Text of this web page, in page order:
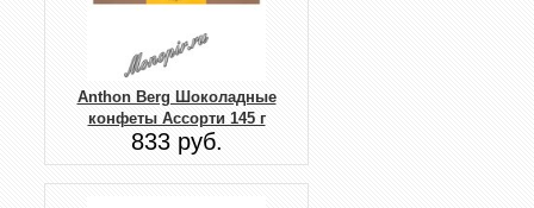
Anthon Berg Шоколадные
конфеты Ассорти 145 г
833 руб.